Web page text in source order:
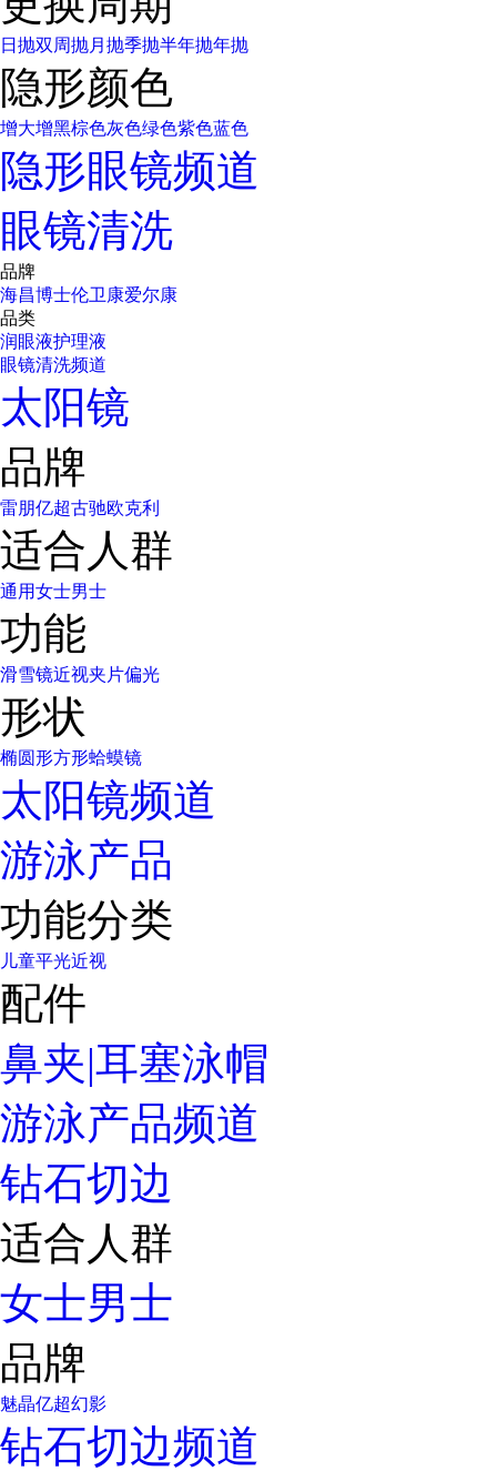
日抛双周抛月抛季抛半年抛年抛
隐形颜色
增大增黑棕色灰色绿色紫色蓝色
隐形眼镜频道
眼镜清洗
品牌
海昌博士伦卫康爱尔康
品类
润眼液护理液
眼镜清洗频道
太阳镜
品牌
雷朋亿超古驰欧克利
适合人群
通用女士男士
功能
滑雪镜近视夹片偏光
形状
椭圆形方形蛤蟆镜
太阳镜频道
游泳产品
功能分类
儿童平光近视
配件
鼻夹|耳塞泳帽
游泳产品频道
钻石切边
适合人群
女士男士
品牌
魅晶亿超幻影
钻石切边频道